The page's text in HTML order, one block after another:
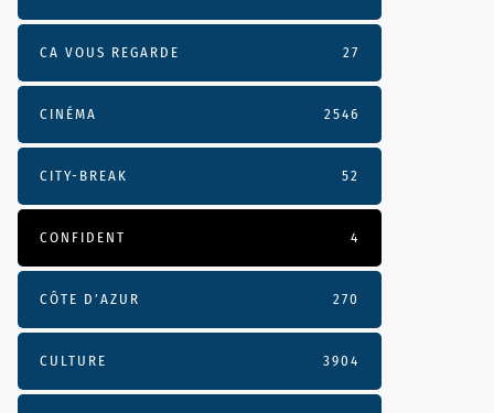
CA VOUS REGARDE 27
CINÉMA 2546
CITY-BREAK 52
CONFIDENT 4
CÔTE D’AZUR 270
CULTURE 3904